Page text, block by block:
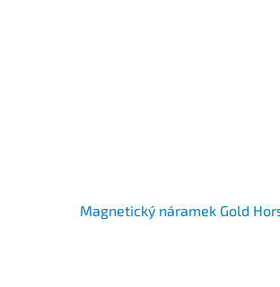
Magnetický náramek Gold